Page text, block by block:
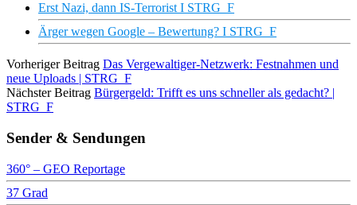
Erst Nazi, dann IS-Terrorist I STRG_F
Ärger wegen Google – Bewertung? I STRG_F
Vorheriger Beitrag Das Vergewaltiger-Netzwerk: Festnahmen und
neue Uploads | STRG_F
Nächster Beitrag Bürgergeld: Trifft es uns schneller als gedacht? |
STRG_F
Sender & Sendungen
360° – GEO Reportage
37 Grad